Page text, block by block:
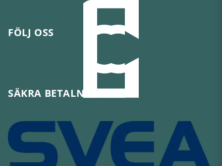
FÖLJ OSS
SÄKRA BETALNINGAR